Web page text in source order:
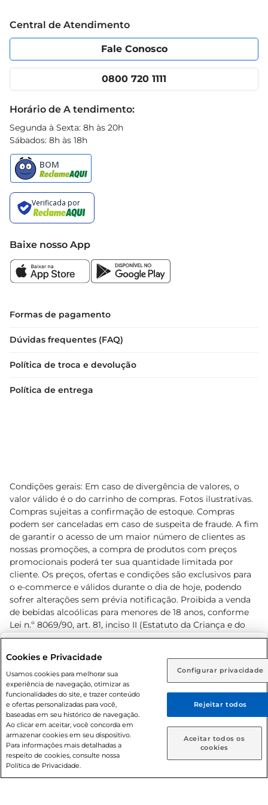
Rio de Janeiro (RJ) Goiás (GO)
Ou
Caso queira comprar online, informe como deseja receber
suas compras:
Entrega em casa Retire em Loja
frutas ou ser utilizado em receitas que exigem
leite.
Política de Privacidade
Portal do fornecedor
Cencosud Media
Código de Ética
App Prezunic
Central de Atendimento
Fale Conosco
0800 720 1111
Horário de A tendimento:
Segunda à Sexta: 8h às 20h
Sábados: 8h às 18h
Baixe nosso App
Formas de pagamento
Dúvidas frequentes (FAQ)
Política de troca e devolução
Política de entrega
Condições gerais: Em caso de divergência de valores, o
valor válido é o do carrinho de compras. Fotos ilustrativas.
Compras sujeitas a confirmação de estoque. Compras
podem ser canceladas em caso de suspeita de fraude. A fim
de garantir o acesso de um maior número de clientes as
nossas promoções, a compra de produtos com preços
promocionais poderá ter sua quantidade limitada por
cliente. Os preços, ofertas e condições são exclusivos para
o e-commerce e válidos durante o dia de hoje, podendo
sofrer alterações sem prévia notificação. Proibida a venda
de bebidas alcoólicas para menores de 18 anos, conforme
Lei n.º 8069/90, art. 81, inciso II (Estatuto da Criança e do
Adolescente). Preços e condições exclusivos para o
prévio. O valor mínimo para as compras on-line é de R$
80,00.
© 2026 Copyright. Todos os direitos
reservados Prezunic.
Cookies e Privacidade
Usamos cookies para melhorar sua
experiência de navegação, otimizar as
funcionalidades do site, e trazer conteúdo
e ofertas personalizadas para você,
baseadas em seu histórico de navegação.
Ao clicar em aceitar, você concorda em
armazenar cookies em seu dispositivo.
Para informações mais detalhadas a
respeito de cookies, consulte nossa
Política de Privacidade.
Configurar privacidade
Rejeitar todos
Aceitar todos os
cookies